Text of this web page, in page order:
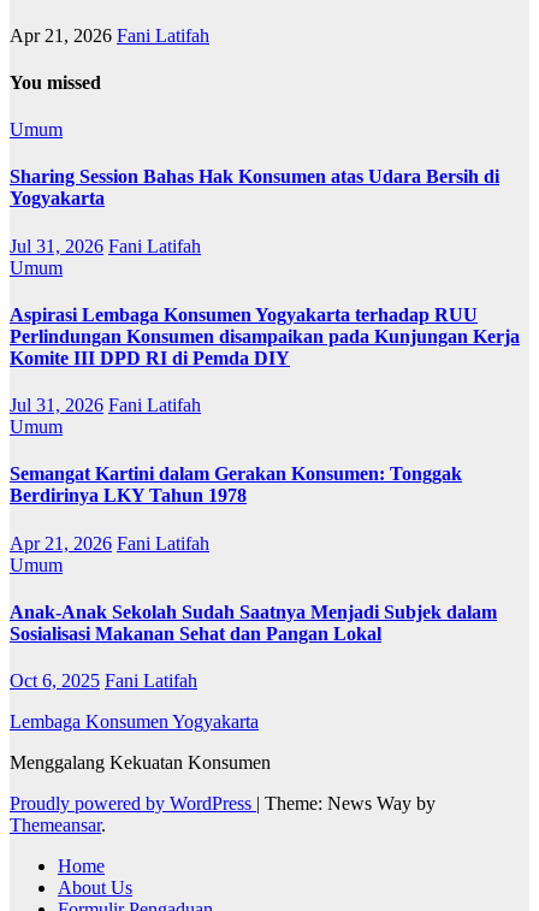
Apr 21, 2026 Fani Latifah
You missed
Umum
Sharing Session Bahas Hak Konsumen atas Udara Bersih di
Yogyakarta
Jul 31, 2026 Fani Latifah
Umum
Aspirasi Lembaga Konsumen Yogyakarta terhadap RUU
Perlindungan Konsumen disampaikan pada Kunjungan Kerja
Komite III DPD RI di Pemda DIY
Jul 31, 2026 Fani Latifah
Umum
Semangat Kartini dalam Gerakan Konsumen: Tonggak
Berdirinya LKY Tahun 1978
Apr 21, 2026 Fani Latifah
Umum
Anak-Anak Sekolah Sudah Saatnya Menjadi Subjek dalam
Sosialisasi Makanan Sehat dan Pangan Lokal
Oct 6, 2025 Fani Latifah
Lembaga Konsumen Yogyakarta
Menggalang Kekuatan Konsumen
Proudly powered by WordPress | Theme: News Way by
Themeansar.
Home
About Us